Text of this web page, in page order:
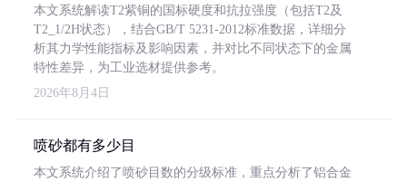
本文系统解读T2紫铜的国标硬度和抗拉强度（包括T2及
T2_1/2H状态），结合GB/T 5231-2012标准数据，详细分
析其力学性能指标及影响因素，并对比不同状态下的金属
特性差异，为工业选材提供参考。
2026年8月4日
喷砂都有多少目
本文系统介绍了喷砂目数的分级标准，重点分析了铝合金